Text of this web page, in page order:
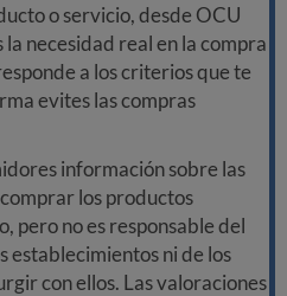
o servicio, desde OCU
necesidad real en la compra
a los criterios que te
evites las compras
información sobre las
los productos
pero no es responsable del
establecimientos ni de los
con ellos. Las valoraciones